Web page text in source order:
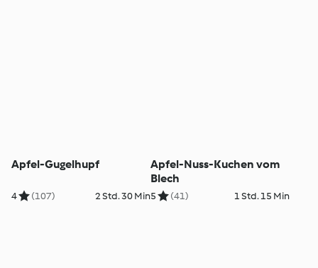
Apfel-Gugelhupf
4 (107) 2 Std. 30 Min
Apfel-Nuss-Kuchen vom
Blech
5 (41) 1 Std. 15 Min